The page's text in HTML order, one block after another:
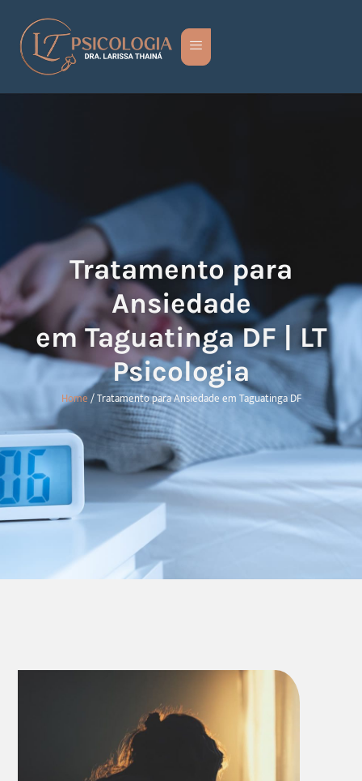
Tratamento para
Ansiedade
em Taguatinga DF | LT
Psicologia
Home/ Tratamento para Ansiedade em Taguatinga DF